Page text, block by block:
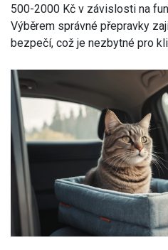
500-2000 Kč v závislosti na
Výběrem správné přepravky
bezpečí, což je nezbytné pro